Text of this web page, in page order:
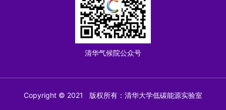
清华气候院公众号
Copyright © 2021 版权所有：清华大学低碳能源实验室